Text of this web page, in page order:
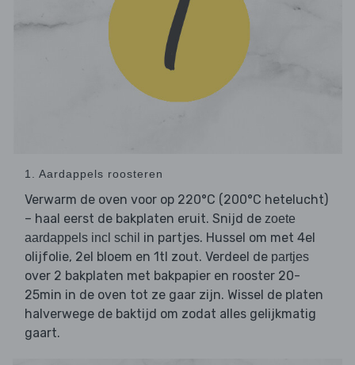
1. Aardappels roosteren
Verwarm de oven voor op 220°C (200°C hetelucht)
– haal eerst de bakplaten eruit. Snijd de zoete
aardappels incl schil in partjes. Hussel om met 4el
olijfolie, 2el bloem en 1tl zout. Verdeel de partjes
over 2 bakplaten met bakpapier en rooster 20-
25min in de oven tot ze gaar zijn. Wissel de platen
halverwege de baktijd om zodat alles gelijkmatig
gaart.